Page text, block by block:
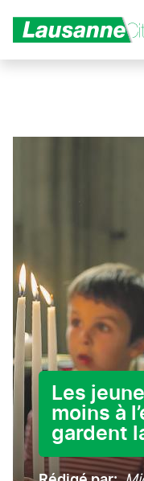
Les
moins à
gardent